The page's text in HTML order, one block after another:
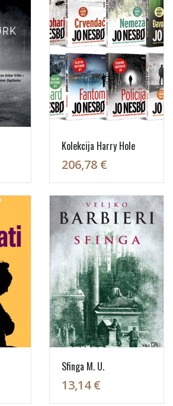
Kolekcija Harry Hole
206,78 €
Sfinga M. U.
13,14 €